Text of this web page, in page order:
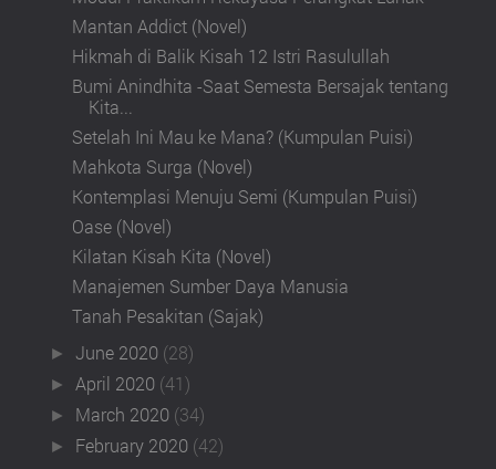
Mantan Addict (Novel)
Hikmah di Balik Kisah 12 Istri Rasulullah
Bumi Anindhita -Saat Semesta Bersajak tentang
Kita...
Setelah Ini Mau ke Mana? (Kumpulan Puisi)
Mahkota Surga (Novel)
Kontemplasi Menuju Semi (Kumpulan Puisi)
Oase (Novel)
Kilatan Kisah Kita (Novel)
Manajemen Sumber Daya Manusia
Tanah Pesakitan (Sajak)
►June 2020 (28)
►April 2020 (41)
► March 2020 (34)
► February 2020 (42)